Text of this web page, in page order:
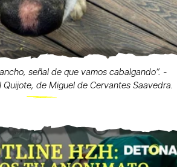
señal de que vamos cabalgando”. -
Quijote, de Miguel de Cervantes Saavedra.